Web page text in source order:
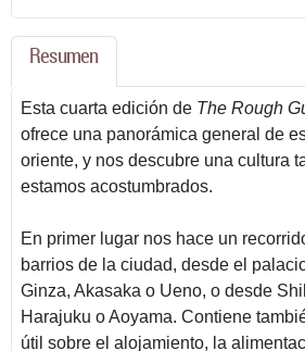
Resumen
Esta cuarta edición de The Rough
ofrece una panorámica general de
oriente, y nos descubre una cultura
estamos acostumbrados.
En primer lugar nos hace un
barrios de la ciudad, desde el
Ginza, Akasaka o Ueno, o desde
Harajuku o Aoyama. Contiene
útil sobre el alojamiento, la